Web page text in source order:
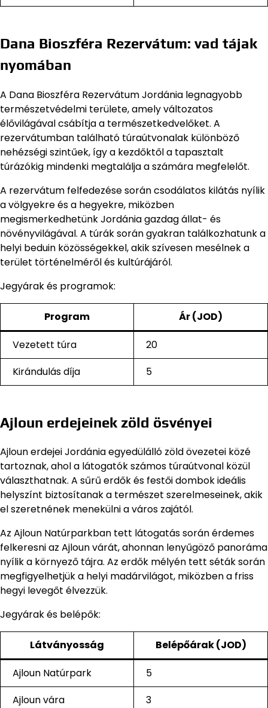
Dana Bioszféra Rezervátum: vad tájak
nyomában
A Dana Bioszféra Rezervátum Jordánia legnagyobb
természetvédelmi területe, amely változatos
élővilágával csábítja a természetkedvelőket. A
rezervátumban található túraútvonalak különböző
nehézségi szintűek, így a kezdőktől a tapasztalt
túrázókig mindenki megtalálja a számára megfelelőt.
A rezervátum felfedezése során csodálatos kilátás nyílik
a völgyekre és a hegyekre, miközben
megismerkedhetünk Jordánia gazdag állat- és
növényvilágával. A túrák során gyakran találkozhatunk a
helyi beduin közösségekkel, akik szívesen mesélnek a
terület történelméről és kultúrájáról.
Jegyárak és programok:
Program Ár (JOD)
Vezetett túra
20
Kirándulás díja
5
Ajloun erdejeinek zöld ösvényei
Ajloun erdejei Jordánia egyedülálló zöld övezetei közé
tartoznak, ahol a látogatók számos túraútvonal közül
választhatnak. A sűrű erdők és festői dombok ideális
helyszínt biztosítanak a természet szerelmeseinek, akik
el szeretnének menekülni a város zajától.
Az Ajloun Natúrparkban tett látogatás során érdemes
felkeresni az Ajloun várát, ahonnan lenyűgöző panoráma
nyílik a környező tájra. Az erdők mélyén tett séták során
megfigyelhetjük a helyi madárvilágot, miközben a friss
hegyi levegőt élvezzük.
Jegyárak és belépők:
Látványosság Belépőárak (JOD)
Ajloun Natúrpark
5
Ajloun vára
3